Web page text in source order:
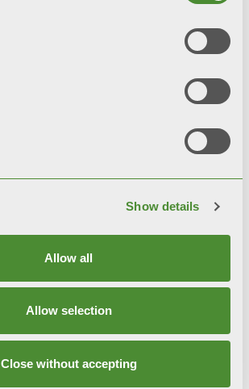
Show details
Allow all
Allow selection
Close without accepting